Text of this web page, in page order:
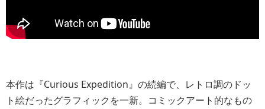
本作は『Curious Expedition』の続編で、レトロ調のドッ
ト絵だったグラフィックを一新。コミックアート的なもの